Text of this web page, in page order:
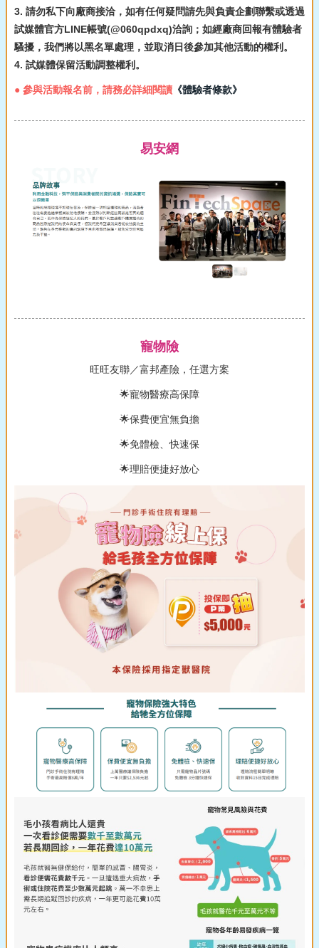
3. 請勿私下向廠商接洽，如有任何疑問請先與負責企劃聯繫或透過
試媒體官方LINE帳號(@060qpdxq)洽詢；如經廠商回報有體驗者
騷擾，我們將以黑名單處理，並取消日後參加其他活動的權利。
4. 試媒體保留活動調整權利。
● 參與活動報名前，請務必詳細閱讀 《體驗者條款》
易安網
寵物險
旺旺友聯／富邦產險，任選方案
🌟寵物醫療高保障
🌟保費便宜無負擔
🌟免體檢、快速保
🌟理賠便捷好放心